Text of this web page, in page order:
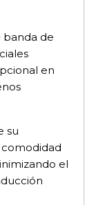
banda de
en
su
el